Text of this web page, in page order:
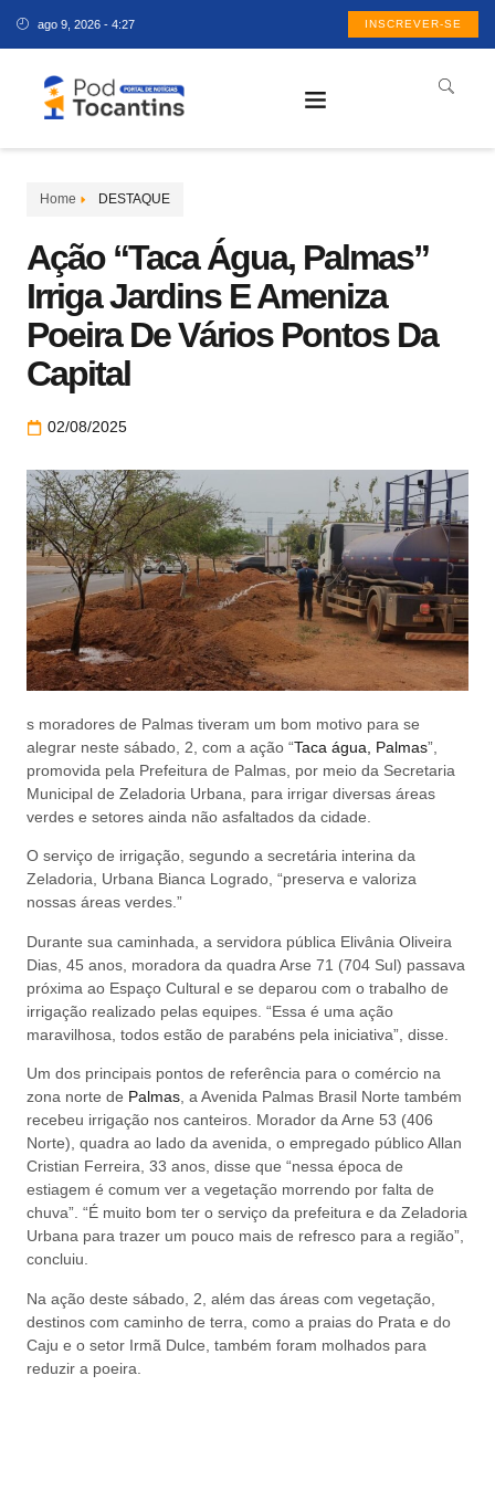
ago 9, 2026 - 4:27 INSCREVER-SE
Home DESTAQUE
Ação “Taca Água, Palmas”
Irriga Jardins E Ameniza
Poeira De Vários Pontos Da
Capital
02/08/2025
s moradores de Palmas tiveram um bom motivo para se
alegrar neste sábado, 2, com a ação “Taca água, Palmas”,
promovida pela Prefeitura de Palmas, por meio da Secretaria
Municipal de Zeladoria Urbana, para irrigar diversas áreas
verdes e setores ainda não asfaltados da cidade.
O serviço de irrigação, segundo a secretária interina da
Zeladoria, Urbana Bianca Logrado, “preserva e valoriza
nossas áreas verdes.”
Durante sua caminhada, a servidora pública Elivânia Oliveira
Dias, 45 anos, moradora da quadra Arse 71 (704 Sul) passava
próxima ao Espaço Cultural e se deparou com o trabalho de
irrigação realizado pelas equipes. “Essa é uma ação
maravilhosa, todos estão de parabéns pela iniciativa”, disse.
Um dos principais pontos de referência para o comércio na
zona norte de Palmas , a Avenida Palmas Brasil Norte também
recebeu irrigação nos canteiros. Morador da Arne 53 (406
Norte), quadra ao lado da avenida, o empregado público Allan
Cristian Ferreira, 33 anos, disse que “nessa época de
estiagem é comum ver a vegetação morrendo por falta de
chuva”. “É muito bom ter o serviço da prefeitura e da Zeladoria
Urbana para trazer um pouco mais de refresco para a região”,
concluiu.
Na ação deste sábado, 2, além das áreas com vegetação,
destinos com caminho de terra, como a praias do Prata e do
Caju e o setor Irmã Dulce, também foram molhados para
reduzir a poeira.